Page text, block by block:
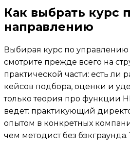
Как выбрать курс
направлению
Выбирая курс по
смотрите прежде всего на
практической части: есть ли
кейсов подбора, оценки и
только теория про функции
ведёт: практикующий
опытом в конкретных
чем методист без бэкграунда.